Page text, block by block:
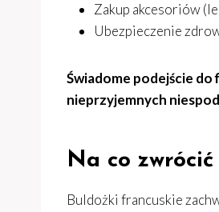
Zakup akcesoriów
Ubezpieczenie
Świadome podejście
nieprzyjemnych
Na co
Buldożki francuskie